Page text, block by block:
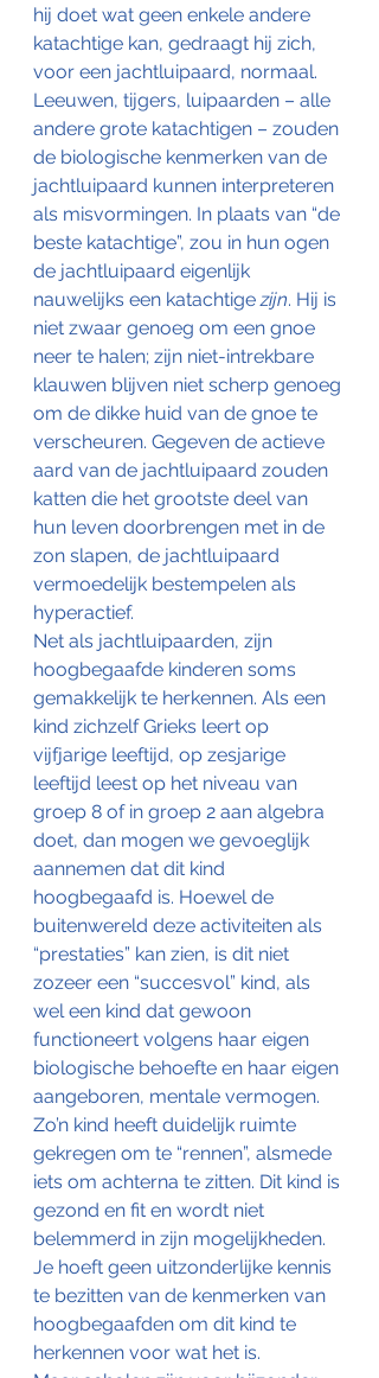
hij doet wat geen enkele andere
katachtige kan, gedraagt hij zich,
voor een jachtluipaard, normaal.
Leeuwen, tijgers, luipaarden – alle
andere grote katachtigen – zouden
de biologische kenmerken van de
jachtluipaard kunnen interpreteren
als misvormingen. In plaats van “de
beste katachtige”, zou in hun ogen
de jachtluipaard eigenlijk
nauwelijks een katachtige zijn. Hij is
niet zwaar genoeg om een gnoe
neer te halen; zijn niet-intrekbare
klauwen blijven niet scherp genoeg
om de dikke huid van de gnoe te
verscheuren. Gegeven de actieve
aard van de jachtluipaard zouden
katten die het grootste deel van
hun leven doorbrengen met in de
zon slapen, de jachtluipaard
vermoedelijk bestempelen als
hyperactief.
Net als jachtluipaarden, zijn
hoogbegaafde kinderen soms
gemakkelijk te herkennen. Als een
kind zichzelf Grieks leert op
vijfjarige leeftijd, op zesjarige
leeftijd leest op het niveau van
groep 8 of in groep 2 aan algebra
doet, dan mogen we gevoeglijk
aannemen dat dit kind
hoogbegaafd is. Hoewel de
buitenwereld deze activiteiten als
“prestaties” kan zien, is dit niet
zozeer een “succesvol” kind, als
wel een kind dat gewoon
functioneert volgens haar eigen
biologische behoefte en haar eigen
aangeboren, mentale vermogen.
Zo’n kind heeft duidelijk ruimte
gekregen om te “rennen”, alsmede
iets om achterna te zitten. Dit kind is
gezond en fit en wordt niet
belemmerd in zijn mogelijkheden.
Je hoeft geen uitzonderlijke kennis
te bezitten van de kenmerken van
hoogbegaafden om dit kind te
herkennen voor wat het is.